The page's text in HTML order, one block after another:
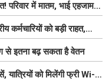
में मातम, भाई एहजाम ने
को बड़ी राहत,
से इतना बढ़ सकता है वेतन
यात्रियों को मिलेंगी फ्री Wi-